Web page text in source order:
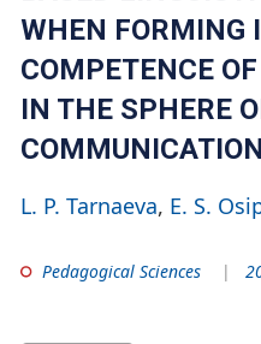
WHEN FORMING
COMPETENCE
IN THE SPHERE
COMMUNICATION
L. P. Tarnaeva E. S.
Pedagogical Sciences